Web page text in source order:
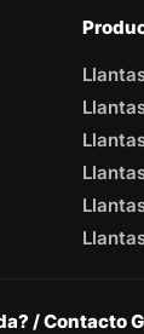
/ Contacto